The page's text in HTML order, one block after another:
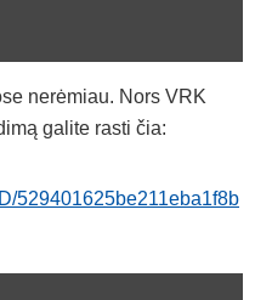
nerėmiau. Nors VRK
galite rasti čia:
529401625be211eba1f8b